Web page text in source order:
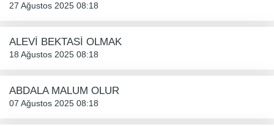
27 Ağustos 2025 08:18
ALEVİ BEKTASİ OLMAK
18 Ağustos 2025 08:18
ABDALA MALUM OLUR
07 Ağustos 2025 08:18